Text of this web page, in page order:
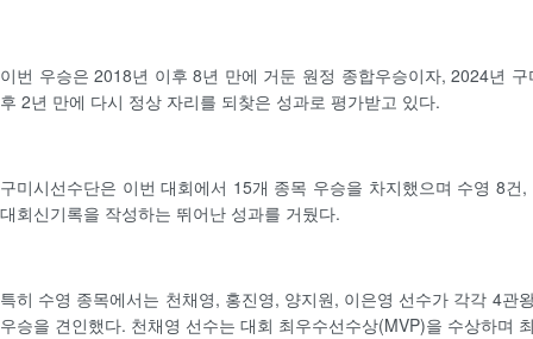
이번 우승은 2018년 이후 8년 만에 거둔 원정 종합우승이자, 2024년
후 2년 만에 다시 정상 자리를 되찾은 성과로 평가받고 있다.
구미시선수단은 이번 대회에서 15개 종목 우승을 차지했으며 수영 8건
대회신기록을 작성하는 뛰어난 성과를 거뒀다.
특히 수영 종목에서는 천채영, 홍진영, 양지원, 이은영 선수가 각각 4관
우승을 견인했다. 천채영 선수는 대회 최우수선수상(MVP)을 수상하며